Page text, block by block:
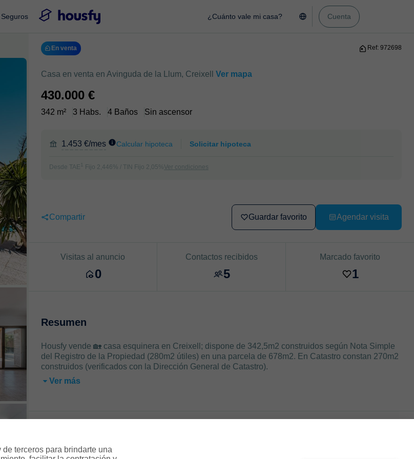
terceros para brindarte una
Seguros ¿Cuánto vale mi casa? Cuenta
En venta Ref: 972698
Casa en venta en Avinguda de la Llum, Creixell Ver mapa
430.000 €
342 m² 3 Habs. 4 Baños Sin ascensor
1.453 €/mes Calcular hipoteca Solicitar hipoteca
Desde TAE 1 Fijo 2,446% / TIN Fijo 2,05% Ver condiciones
Compartir Guardar favorito Agendar visita
Visitas al anuncio
0
Contactos recibidos
5
Marcado favorito
1
Resumen
Housfy vende 🏡 casa esquinera en Creixell; dispone de 342,5m2 construidos según Nota Simple
del Registro de la Propiedad (280m2 útiles) en una parcela de 678m2. En Catastro constan 270m2
construidos (verificados con la Dirección General de Catastro).
Ver más